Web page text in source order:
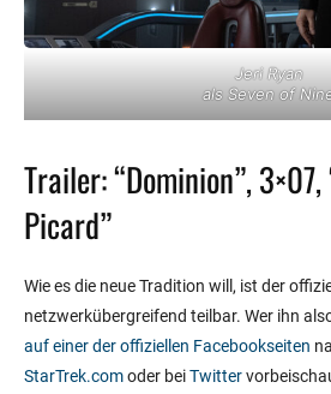
Jeri Ryan
als Seven of
Trailer: “Dominion”,
Picard”
Wie es die neue Tradition will, ist der
netzwerkübergreifend teilbar. Wer ihn
auf einer der offiziellen Facebookseiten
StarTrek.comoder beiTwitter